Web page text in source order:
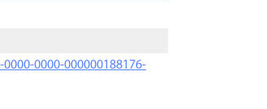
0000-000000188176-